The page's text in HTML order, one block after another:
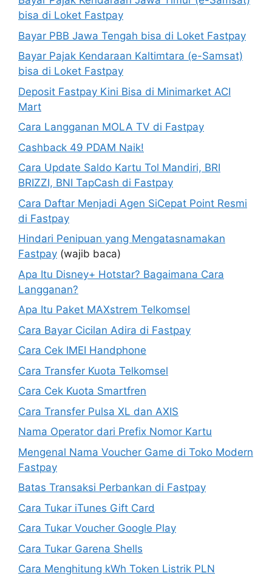
bisa di Loket Fastpay
Bayar PBB Jawa Tengah bisa di Loket Fastpay
Bayar Pajak Kendaraan Kaltimtara (e-Samsat)
bisa di Loket Fastpay
Deposit Fastpay Kini Bisa di Minimarket ACI
Mart
Cara Langganan MOLA TV di Fastpay
Cashback 49 PDAM Naik!
Cara Update Saldo Kartu Tol Mandiri, BRI
BRIZZI, BNI TapCash di Fastpay
Cara Daftar Menjadi Agen SiCepat Point Resmi
di Fastpay
Hindari Penipuan yang Mengatasnamakan
Fastpay (wajib baca)
Apa Itu Disney+ Hotstar? Bagaimana Cara
Langganan?
Apa Itu Paket MAXstrem Telkomsel
Cara Bayar Cicilan Adira di Fastpay
Cara Cek IMEI Handphone
Cara Transfer Kuota Telkomsel
Cara Cek Kuota Smartfren
Cara Transfer Pulsa XL dan AXIS
Nama Operator dari Prefix Nomor Kartu
Mengenal Nama Voucher Game di Toko Modern
Fastpay
Batas Transaksi Perbankan di Fastpay
Cara Tukar iTunes Gift Card
Cara Tukar Voucher Google Play
Cara Tukar Garena Shells
Cara Menghitung kWh Token Listrik PLN